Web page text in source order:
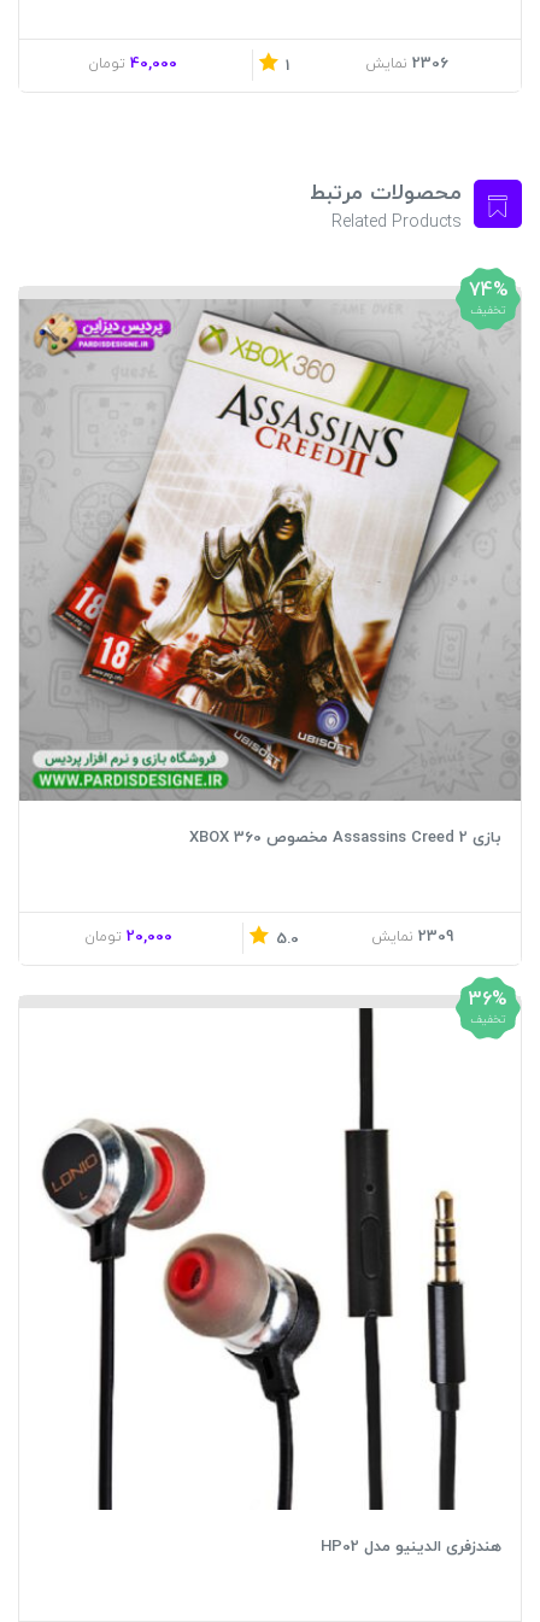
2306 نمایش 1
40,000 تومان
محصولات مرتبط
Related Products
74%
تخفیف
بازی Assassins Creed 2 مخصوص XBOX 360
2309 نمایش 5.0
20,000 تومان
36%
تخفیف
هندزفری الدینیو مدل HP02